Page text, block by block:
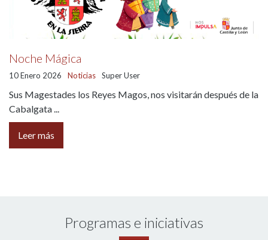
Noche Mágica
10 Enero 2026 Noticias Super User
Sus Magestades los Reyes Magos, nos visitarán después de la
Cabalgata ...
Leer más
Programas e iniciativas